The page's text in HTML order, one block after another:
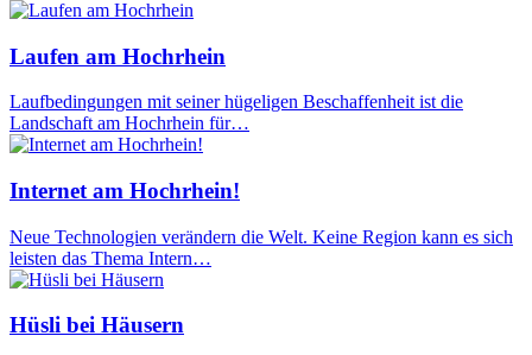
Laufen am Hochrhein
Laufbedingungen mit seiner hügeligen Beschaffenheit ist die
Landschaft am Hochrhein für…
Internet am Hochrhein!
Neue Technologien verändern die Welt. Keine Region kann es sich
leisten das Thema Intern…
Hüsli bei Häusern